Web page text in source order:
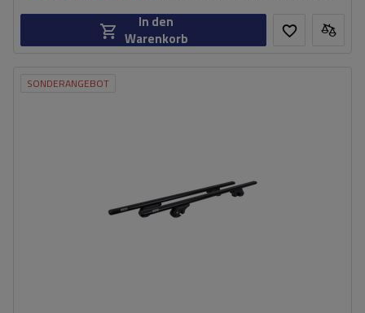
In den
Warenkorb
SONDERANGEBOT